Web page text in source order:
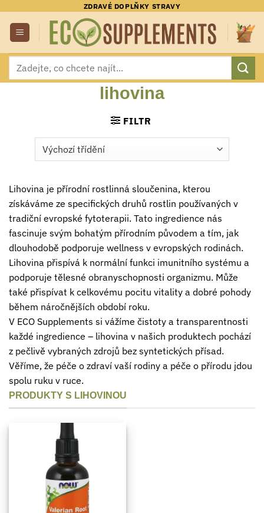
obsah
ZDRAVÉ DOPLŇKY STRAVY
Hledat:
lihovina
FILTR
Lihovina je přírodní rostlinná sloučenina, kterou
získáváme ze specifických druhů rostlin používaných v
tradiční evropské fytoterapii. Tato ingredience nás
fascinuje svým bohatým přírodním původem a tím, jak
dlouhodobě podporuje wellness v evropských rodinách.
Lihovina přispívá k normální funkci imunitního systému a
podporuje tělesné obranyschopnosti organizmu. Může
také přispívat k celkovému pocitu vitality a dobré pohody
během náročnějších období roku.
V ECO Supplements si vážíme čistoty a transparentnosti
každé ingredience – lihovina v našich produktech pochází
z pečlivě vybraných zdrojů bez syntetických přísad.
Věříme, že péče o zdraví vaší rodiny a péče o přírodu jdou
spolu ruku v ruce.
PRODUKTY S LIHOVINOU